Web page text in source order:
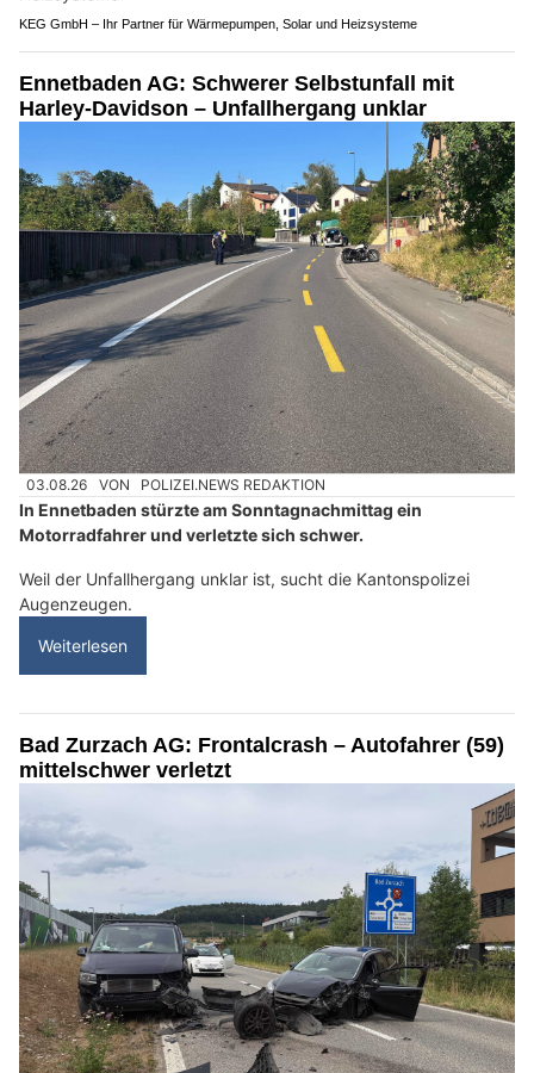
KEG GmbH – Ihr Partner für Wärmepumpen, Solar und Heizsysteme
Ennetbaden AG: Schwerer Selbstunfall mit
Harley-Davidson – Unfallhergang unklar
03.08.26 VON POLIZEI.NEWS REDAKTION
In Ennetbaden stürzte am Sonntagnachmittag ein
Motorradfahrer und verletzte sich schwer.
Weil der Unfallhergang unklar ist, sucht die Kantonspolizei
Augenzeugen.
Weiterlesen
Bad Zurzach AG: Frontalcrash – Autofahrer (59)
mittelschwer verletzt